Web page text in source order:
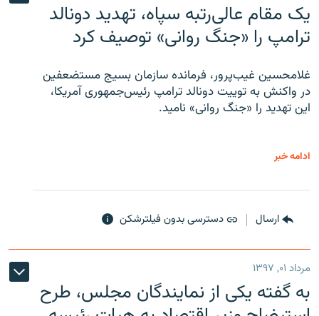
یک مقام عالی‌رتبه سپاه، تهدید دونالد
ترامپ را «جنگ روانی» توصیف کرد
غلامحسین غیب‌پرور، فرمانده سازمان بسیج مستضعفین
در واکنش به توییت دونالد ترامپ رئیس‌جمهوری آمریکا،
این تهدید را «جنگ روانی» نامید.
ادامه خبر
ارسال دسترسی بدون فیلترشکن
مرداد ۰۱, ۱۳۹۷
به گفته یکی از نمایندگان مجلس، طرح